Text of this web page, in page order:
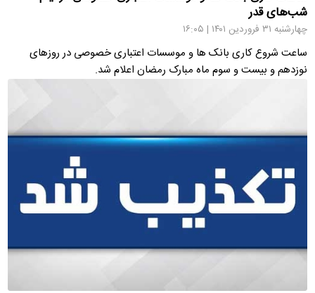
شب‌های قدر
چهارشنبه ۳۱ فروردین ۱۴۰۱ | ۱۶:۰۵
ساعت شروع کاری بانک ها و موسسات اعتباری خصوصی در روزهای
نوزدهم و بیست و سوم ماه مبارک رمضان اعلام شد.